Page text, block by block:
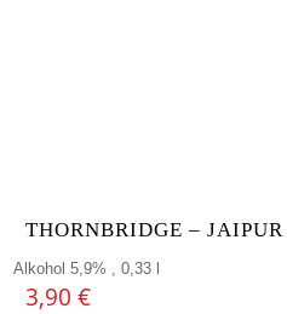
THORNBRIDGE – JAIPUR
Alkohol 5,9% , 0,33 l
3,90 €